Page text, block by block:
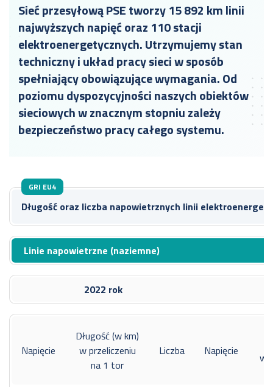
Sieć przesyłową PSE tworzy 15 892 km linii
najwyższych napięć oraz 110 stacji
elektroenergetycznych. Utrzymujemy stan
techniczny i układ pracy sieci w sposób
spełniający obowiązujące wymagania. Od
poziomu dyspozycyjności naszych obiektów
sieciowych w znacznym stopniu zależy
bezpieczeństwo pracy całego systemu.
GRI EU4
Długość oraz liczba napowietrznych linii
Linie napowietrzne (naziemne)
2022 rok
Napięcie
Długość (w km)
w przeliczeniu
na 1 tor
Liczba Napięcie
w